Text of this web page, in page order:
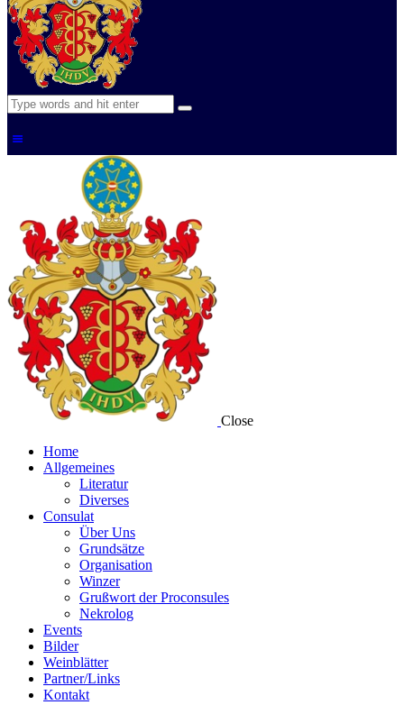
Close
Home
Allgemeines
Literatur
Diverses
Consulat
Über Uns
Grundsätze
Organisation
Winzer
Grußwort der Proconsules
Nekrolog
Events
Bilder
Weinblätter
Partner/Links
Kontakt